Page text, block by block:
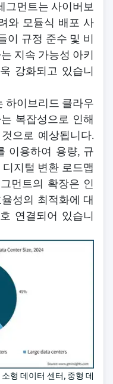
그먼트는 사이버보
와 모듈식 배포 사
이 규정 준수 및 비
지속 가능성 아키
강화되고 있습니
하이브리드 클라우
복잡성으로 인해
으로 예상됩니다.
이용하여 용량, 규
지털 변환 로드맵
먼트의 확장은 인
성의 최적화에 대
연결되어 있습니
형 데이터 센터, 중형 데